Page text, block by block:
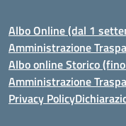
Albo Online (dal 1
Amministrazione
Albo online Storico
Amministrazione
Privacy Policy